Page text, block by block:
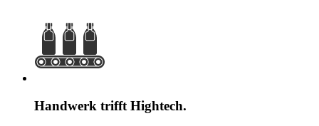
Handwerk trifft Hightech.